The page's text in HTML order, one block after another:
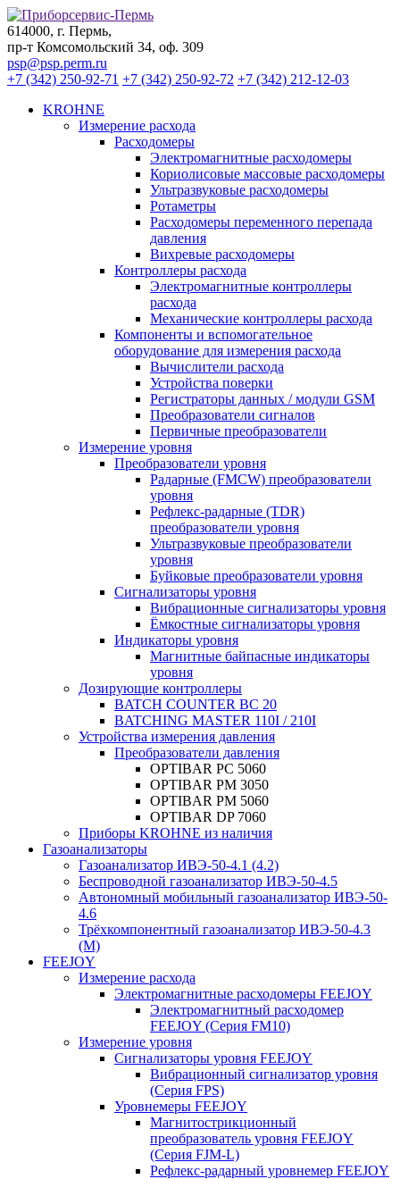
614000, г. Пермь,
пр-т Комсомольский 34, оф. 309
psp@psp.perm.ru
+7 (342) 250-92-71 +7 (342) 250-92-72 +7 (342) 212-12-03
KROHNE
Измерение расхода
Расходомеры
Электромагнитные расходомеры
Кориолисовые массовые расходомеры
Ультразвуковые расходомеры
Ротаметры
Расходомеры переменного перепада
давления
Вихревые расходомеры
Контроллеры расхода
Электромагнитные контроллеры
расхода
Механические контроллеры расхода
Компоненты и вспомогательное
оборудование для измерения расхода
Вычислители расхода
Устройства поверки
Регистраторы данных / модули GSM
Преобразователи сигналов
Первичные преобразователи
Измерение уровня
Преобразователи уровня
Радарные (FMCW) преобразователи
уровня
Рефлекс-радарные (TDR)
преобразователи уровня
Ультразвуковые преобразователи
уровня
Буйковые преобразователи уровня
Сигнализаторы уровня
Вибрационные сигнализаторы уровня
Ёмкостные сигнализаторы уровня
Индикаторы уровня
Магнитные байпасные индикаторы
уровня
Дозирующие контроллеры
BATCH COUNTER BC 20
BATCHING MASTER 110I / 210I
Устройства измерения давления
Преобразователи давления
OPTIBAR PC 5060
OPTIBAR PM 3050
OPTIBAR PM 5060
OPTIBAR DP 7060
Приборы KROHNE из наличия
Газоанализаторы
Газоанализатор ИВЭ-50-4.1 (4.2)
Беспроводной газоанализатор ИВЭ-50-4.5
Автономный мобильный газоанализатор ИВЭ-50-
4.6
Трёхкомпонентный газоанализатор ИВЭ-50-4.3
(М)
FEEJOY
Измерение расхода
Электромагнитные расходомеры FEEJOY
Электромагнитный расходомер
FEEJOY (Серия FM10)
Измерение уровня
Сигнализаторы уровня FEEJOY
Вибрационный сигнализатор уровня
(Серия FPS)
Уровнемеры FEEJOY
Магнитострикционный
преобразователь уровня FEEJOY
(Серия FJM-L)
Рефлекс-радарный уровнемер FEEJOY